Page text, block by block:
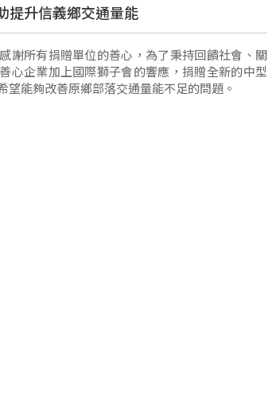
提升信義鄉交通量能
謝所有捐贈單位的善心，為了秉持回饋社會、關
心企業加上國際獅子會的響應，捐贈全新的中型
望能夠改善原鄉部落交通量能不足的問題。